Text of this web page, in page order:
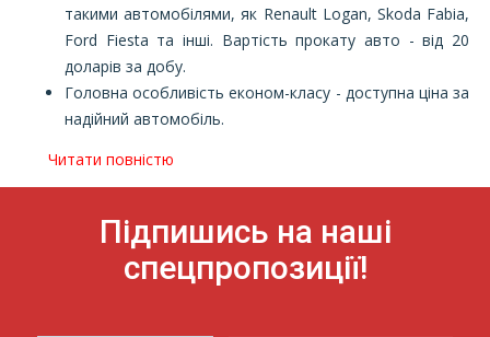
такими автомобілями, як Renault Logan, Skoda Fabia,
Ford Fiesta та інші. Вартість прокату авто - від 20
доларів за добу.
Головна особливість економ-класу - доступна ціна за
надійний автомобіль.
Читати повністю
Підпишись на наші
спецпропозиції!